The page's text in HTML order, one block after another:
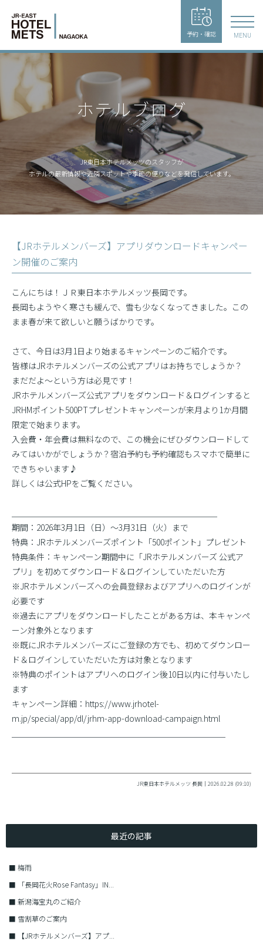
予約・確認 MENU
ホテルブログ
JR東日本ホテルメッツのスタッフが
ホテルの最新情報や近隣スポットや季節の便りなどを発信しています。
【JRホテルメンバーズ】アプリダウンロードキャンペー
ン開催のご案内
こんにちは！ＪＲ東日本ホテルメッツ長岡です。
長岡もようやく寒さも緩んで、雪も少なくなってきました。この
まま春が来て欲しいと願うばかりです。
さて、今日は3月1日より始まるキャンペーンのご紹介です。
皆様はJRホテルメンバーズの公式アプリはお持ちでしょうか？
まだだよ〜という方は必見です！
JRホテルメンバーズ公式アプリをダウンロード＆ログインすると
JRHMポイント500PTプレゼントキャンペーンが来月より1か月間
限定で始まります。
入会費・年会費は無料なので、この機会にぜひダウンロードして
みてはいかがでしょうか？宿泊予約も予約確認もスマホで簡単に
できちゃいます♪
詳しくは公式HPをご覧ください。
期間：2026年3月1日（日）〜3月31日（火）まで
特典：JRホテルメンバーズポイント「500ポイント」プレゼント
特典条件：キャンペーン期間中に「JRホテルメンバーズ 公式ア
プリ」を初めてダウンロード＆ログインしていただいた方
※JRホテルメンバーズへの会員登録およびアプリへのログインが
必要です
※過去にアプリをダウンロードしたことがある方は、本キャンペ
ーン対象外となります
※既にJRホテルメンバーズにご登録の方でも、初めてダウンロー
ド＆ログインしていただいた方は対象となります
※特典のポイントはアプリへのログイン後10日以内に付与いたし
ます
キャンペーン詳細：https://www.jrhotel-
m.jp/special/app/dl/jrhm-app-download-campaign.html
JR東日本ホテルメッツ 長岡｜2026.02.28 (09:10)
最近の記事
■ 梅雨
■
「長岡花火Rose Fantasy」IN...
■ 新潟海宝丸のご紹介
■ 雪割草のご案内
■
【JRホテルメンバーズ】アプ...